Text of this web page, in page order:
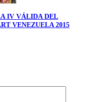
IV VÁLIDA DEL
VENEZUELA 2015